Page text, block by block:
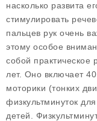
насколько развита
стимулировать
пальцев рук очень
этому особое
собой практическое
лет. Оно включает
моторики (тонких
физкультминуток
детей.